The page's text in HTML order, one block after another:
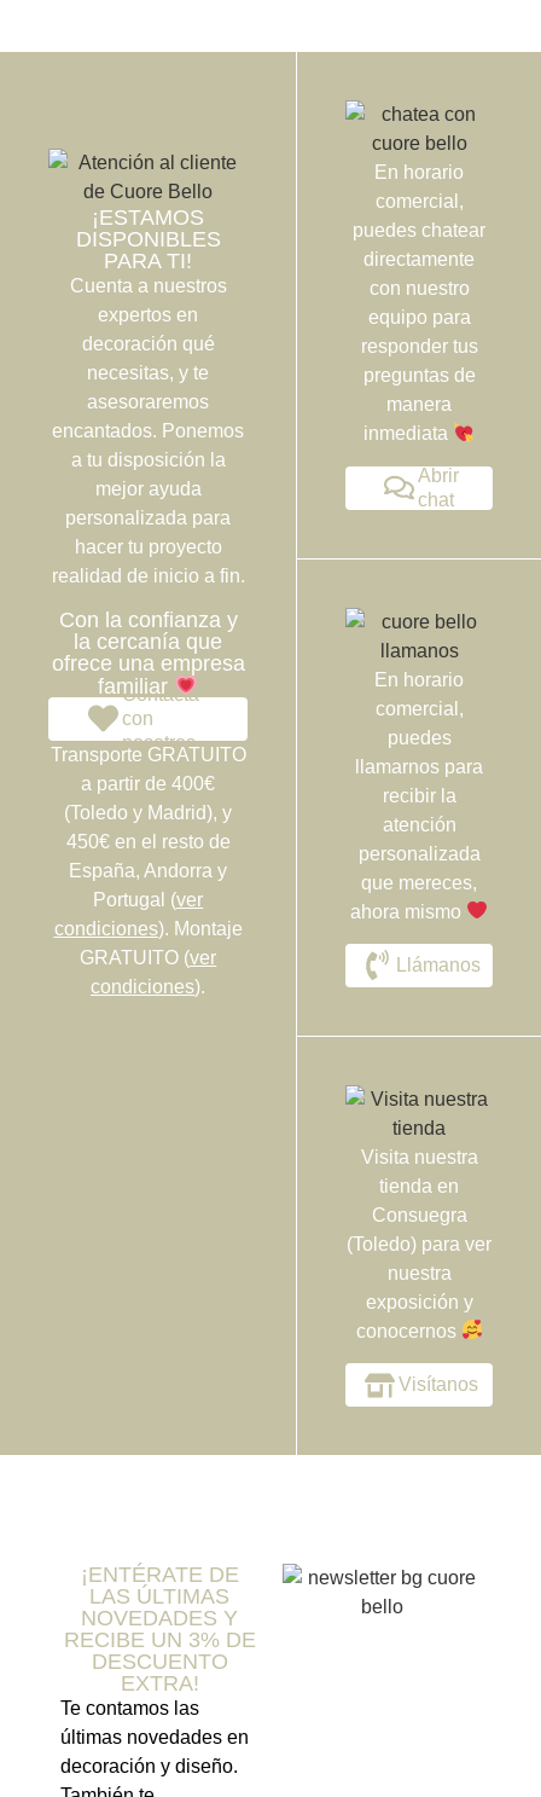
¡ESTAMOS
DISPONIBLES
PARA TI!
Cuenta a nuestros
expertos en
decoración qué
necesitas, y te
asesoraremos
encantados. Ponemos
a tu disposición la
mejor ayuda
personalizada para
hacer tu proyecto
realidad de inicio a fin.
Con la confianza y
la cercanía que
ofrece una empresa
familiar
Contacta
con
nosotros
Transporte GRATUITO
a partir de 400€
(Toledo y Madrid), y
450€ en el resto de
España, Andorra y
Portugal (ver
condiciones). Montaje
GRATUITO (ver
condiciones).
En horario
comercial,
puedes chatear
directamente
con nuestro
equipo para
responder tus
preguntas de
manera
inmediata
Abrir
chat
En horario
comercial,
puedes
llamarnos para
recibir la
atención
personalizada
que mereces,
ahora mismo
Llámanos
Visita nuestra
tienda en
Consuegra
(Toledo) para ver
nuestra
exposición y
conocernos
Visítanos
¡ENTÉRATE DE
LAS ÚLTIMAS
NOVEDADES Y
RECIBE UN 3% DE
DESCUENTO
EXTRA!
Te contamos las
últimas novedades en
decoración y diseño.